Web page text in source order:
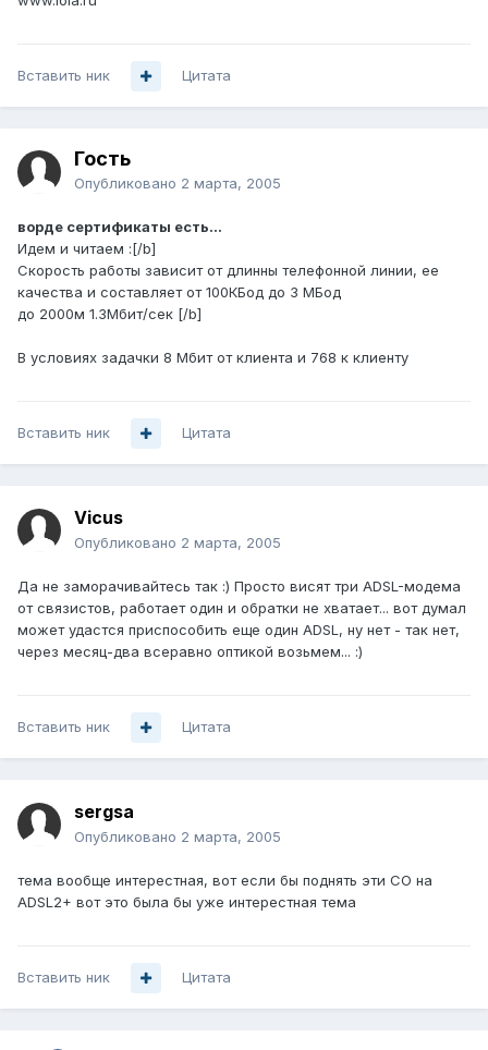
Вставить ник Цитата
Гость
Опубликовано 2 марта, 2005
ворде сертификаты есть...
Идем и читаем :[/b]
Скорость работы зависит от длинны телефонной линии, ее
качества и составляет от 100КБод до 3 МБод
до 2000м 1.3Мбит/сек [/b]
В условиях задачки 8 Мбит от клиента и 768 к клиенту
Вставить ник Цитата
Vicus
Опубликовано 2 марта, 2005
Да не заморачивайтесь так :) Просто висят три ADSL-модема
от связистов, работает один и обратки не хватает... вот думал
может удастся приспособить еще один ADSL, ну нет - так нет,
через месяц-два всеравно оптикой возьмем... :)
Вставить ник Цитата
sergsa
Опубликовано 2 марта, 2005
тема вообще интерестная, вот если бы поднять эти СО на
ADSL2+ вот это была бы уже интерестная тема
Вставить ник Цитата